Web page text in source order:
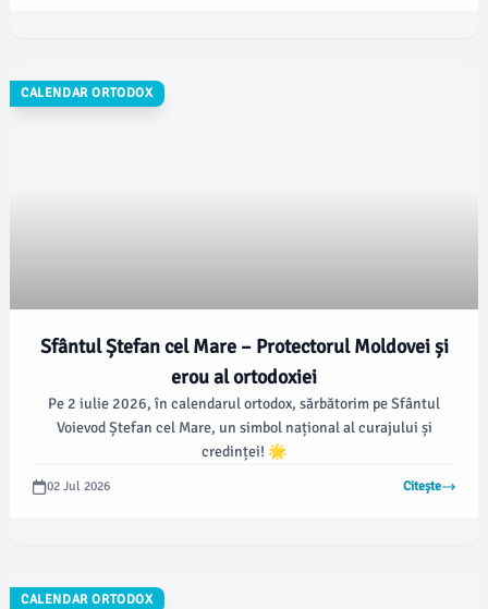
CALENDAR ORTODOX
Sfântul Ștefan cel Mare – Protectorul Moldovei și
erou al ortodoxiei
Pe 2 iulie 2026, în calendarul ortodox, sărbătorim pe Sfântul
Voievod Ștefan cel Mare, un simbol național al curajului și
credinței! 🌟
02 Jul 2026 Citește
CALENDAR ORTODOX